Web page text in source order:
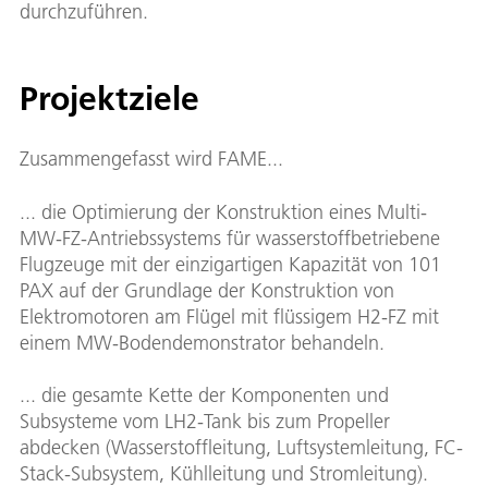
durchzuführen.
Projektziele
Zusammengefasst wird FAME...
... die Optimierung der Konstruktion eines Multi-
MW-FZ-Antriebssystems für wasserstoffbetriebene
Flugzeuge mit der einzigartigen Kapazität von 101
PAX auf der Grundlage der Konstruktion von
Elektromotoren am Flügel mit flüssigem H2-FZ mit
einem MW-Bodendemonstrator behandeln.
... die gesamte Kette der Komponenten und
Subsysteme vom LH2-Tank bis zum Propeller
abdecken (Wasserstoffleitung, Luftsystemleitung, FC-
Stack-Subsystem, Kühlleitung und Stromleitung).